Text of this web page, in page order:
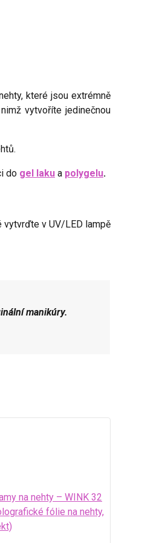
které jsou extrémně
vytvoříte jedinečnou
do gel lakua polygelu.
vytvrďte v UV/LED lampě
manikúry.